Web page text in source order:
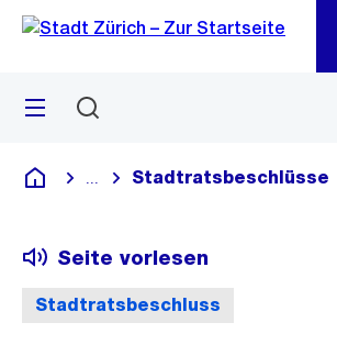
Navigation
Sprunglink
Menü
Deutsch
Blende alle Breadcrumbs ein
Stadtratsbeschlüsse
Stadtratsbeschluss
Seite vorlesen